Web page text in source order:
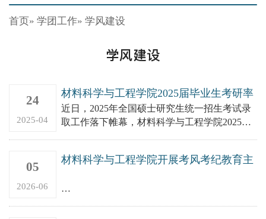
首页 » 学团工作» 学风建设
学风建设
24
2025-04
材料科学与工程学院2025届毕业生考研率
54.75%，连续五年超过50%！
近日，2025年全国硕士研究生统一招生考试录
取工作落下帷幕，材料科学与工程学院2025年
05
2026-06
材料科学与工程学院开展考风考纪教育主